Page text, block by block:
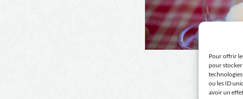
Pour offrir
pour stocker
ou les ID
avoir un